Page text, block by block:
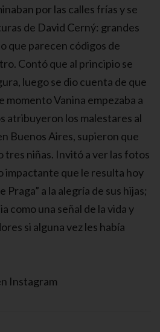
por las calles frías y se
de David Cerný: grandes
que parecen códigos de
Contó que al principio se
luego se dio cuenta de que
momento Vanina empezaba a
atribuyeron los malestares al
Buenos Aires, supieron que
tres niñas. Invitó a ver las fotos
impactante que le resulta hoy
Praga” a la alegría de sus hijas;
como una señal de la vida y
si alguna vez les había
Instagram